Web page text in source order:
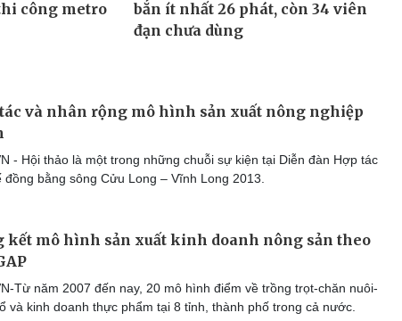
và nhân rộng mô hình sản xuất nông nghiệp
- Hội thảo là một trong những chuỗi sự kiện tại Diễn đàn Hợp tác
đồng bằng sông Cửu Long – Vĩnh Long 2013.
kết mô hình sản xuất kinh doanh nông sản theo
Từ năm 2007 đến nay, 20 mô hình điểm về trồng trọt-chăn nuôi-
và kinh doanh thực phẩm tại 8 tỉnh, thành phố trong cả nước.